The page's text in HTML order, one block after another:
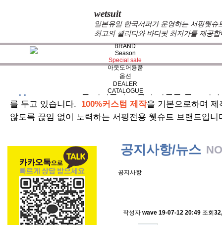
wetsuit
일본유일 한국서퍼가 운영하는 서핑웻
최고의 퀄리티와 바디핏 최저가를 제공합
BRAND
Season
Special sale
아웃도어용품
옵션
DEALER
CATALOGUE
는 서퍼들의 느낌과 의견를 듣고 적
를 두고 있습니다. 100%커스텀 제작을 기본으로하며
않도록 끊임 없이 노력하는 서핑전용 웻슈트 브랜드입니
공지사항/뉴스
공지사항
작성자 wave 19-07-12 20:49 조회